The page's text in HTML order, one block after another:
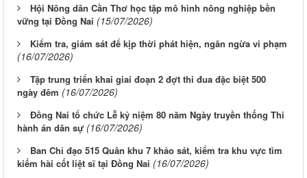
Hội Nông dân Cần Thơ học tập mô hình nông nghiệp bền
vững tại Đồng Nai (15/07/2026)
Kiểm tra, giám sát để kịp thời phát hiện, ngăn ngừa vi phạm
(16/07/2026)
Tập trung triển khai giai đoạn 2 đợt thi đua đặc biệt 500
ngày đêm (16/07/2026)
Đồng Nai tổ chức Lễ kỷ niệm 80 năm Ngày truyền thống Thi
hành án dân sự (16/07/2026)
Ban Chỉ đạo 515 Quân khu 7 khảo sát, kiểm tra khu vực tìm
kiếm hài cốt liệt sĩ tại Đồng Nai (16/07/2026)